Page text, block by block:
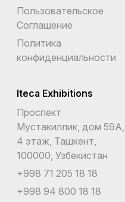
Пользовательское
Соглашение
Политика
конфиденциальности
Iteca Exhibitions
Проспект
Мустакиллик, дом 59А,
4 этаж, Ташкент,
100000, Узбекистан
+998 71 205 18 18
+998 94 800 18 18